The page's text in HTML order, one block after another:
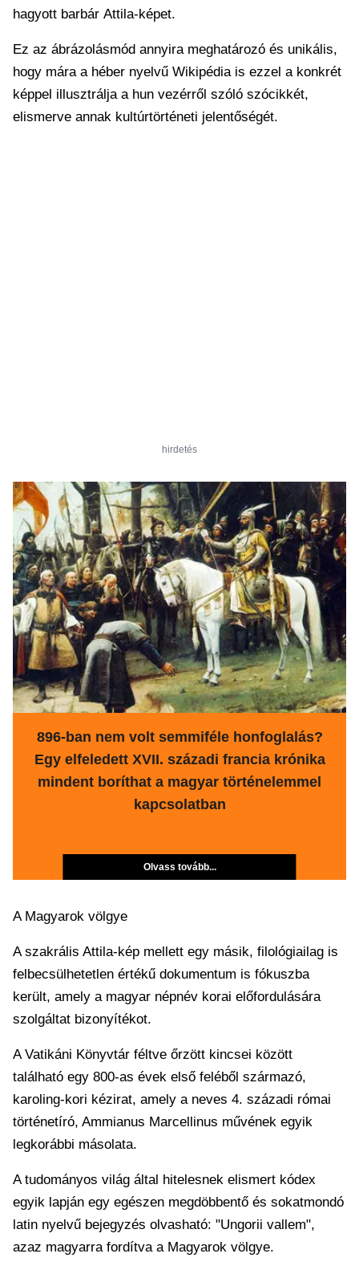
hagyott barbár Attila-képet.
Ez az ábrázolásmód annyira meghatározó és unikális,
hogy mára a héber nyelvű Wikipédia is ezzel a konkrét
képpel illusztrálja a hun vezérről szóló szócikkét,
elismerve annak kultúrtörténeti jelentőségét.
hirdetés
896-ban nem volt semmiféle honfoglalás?
Egy elfeledett XVII. századi francia krónika
mindent boríthat a magyar történelemmel
kapcsolatban
Olvass tovább...
A Magyarok völgye
A szakrális Attila-kép mellett egy másik, filológiailag is
felbecsülhetetlen értékű dokumentum is fókuszba
került, amely a magyar népnév korai előfordulására
szolgáltat bizonyítékot.
A Vatikáni Könyvtár féltve őrzött kincsei között
található egy 800-as évek első feléből származó,
karoling-kori kézirat, amely a neves 4. századi római
történetíró, Ammianus Marcellinus művének egyik
legkorábbi másolata.
A tudományos világ által hitelesnek elismert kódex
egyik lapján egy egészen megdöbbentő és sokatmondó
latin nyelvű bejegyzés olvasható: "Ungorii vallem",
azaz magyarra fordítva a Magyarok völgye.